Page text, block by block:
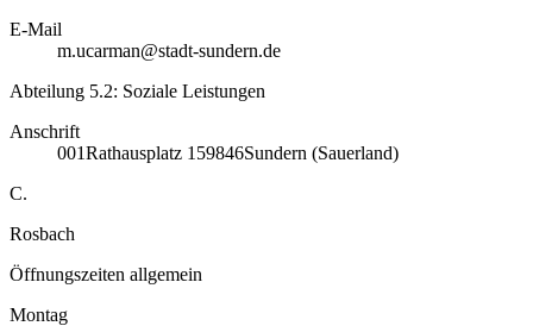
E-Mail
m.ucarman@stadt-sundern.de
Abteilung 5.2: Soziale Leistungen
Anschrift
001Rathausplatz 1 59846Sundern (Sauerland)
C.
Rosbach
Öffnungszeiten allgemein
Montag